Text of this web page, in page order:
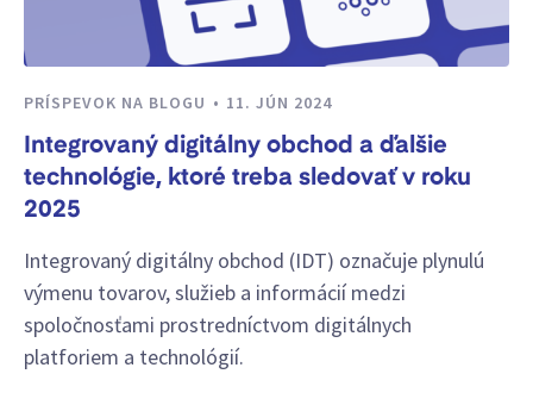
PRÍSPEVOK NA BLOGU 11. JÚN 2024
Integrovaný digitálny obchod a ďalšie
technológie, ktoré treba sledovať v roku
2025
Integrovaný digitálny obchod (IDT) označuje plynulú
výmenu tovarov, služieb a informácií medzi
spoločnosťami prostredníctvom digitálnych
platforiem a technológií.